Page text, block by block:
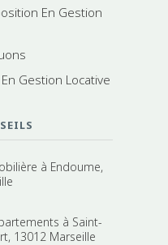
En Gestion
Gestion Locative
à Endoume,
à Saint-
13012 Marseille